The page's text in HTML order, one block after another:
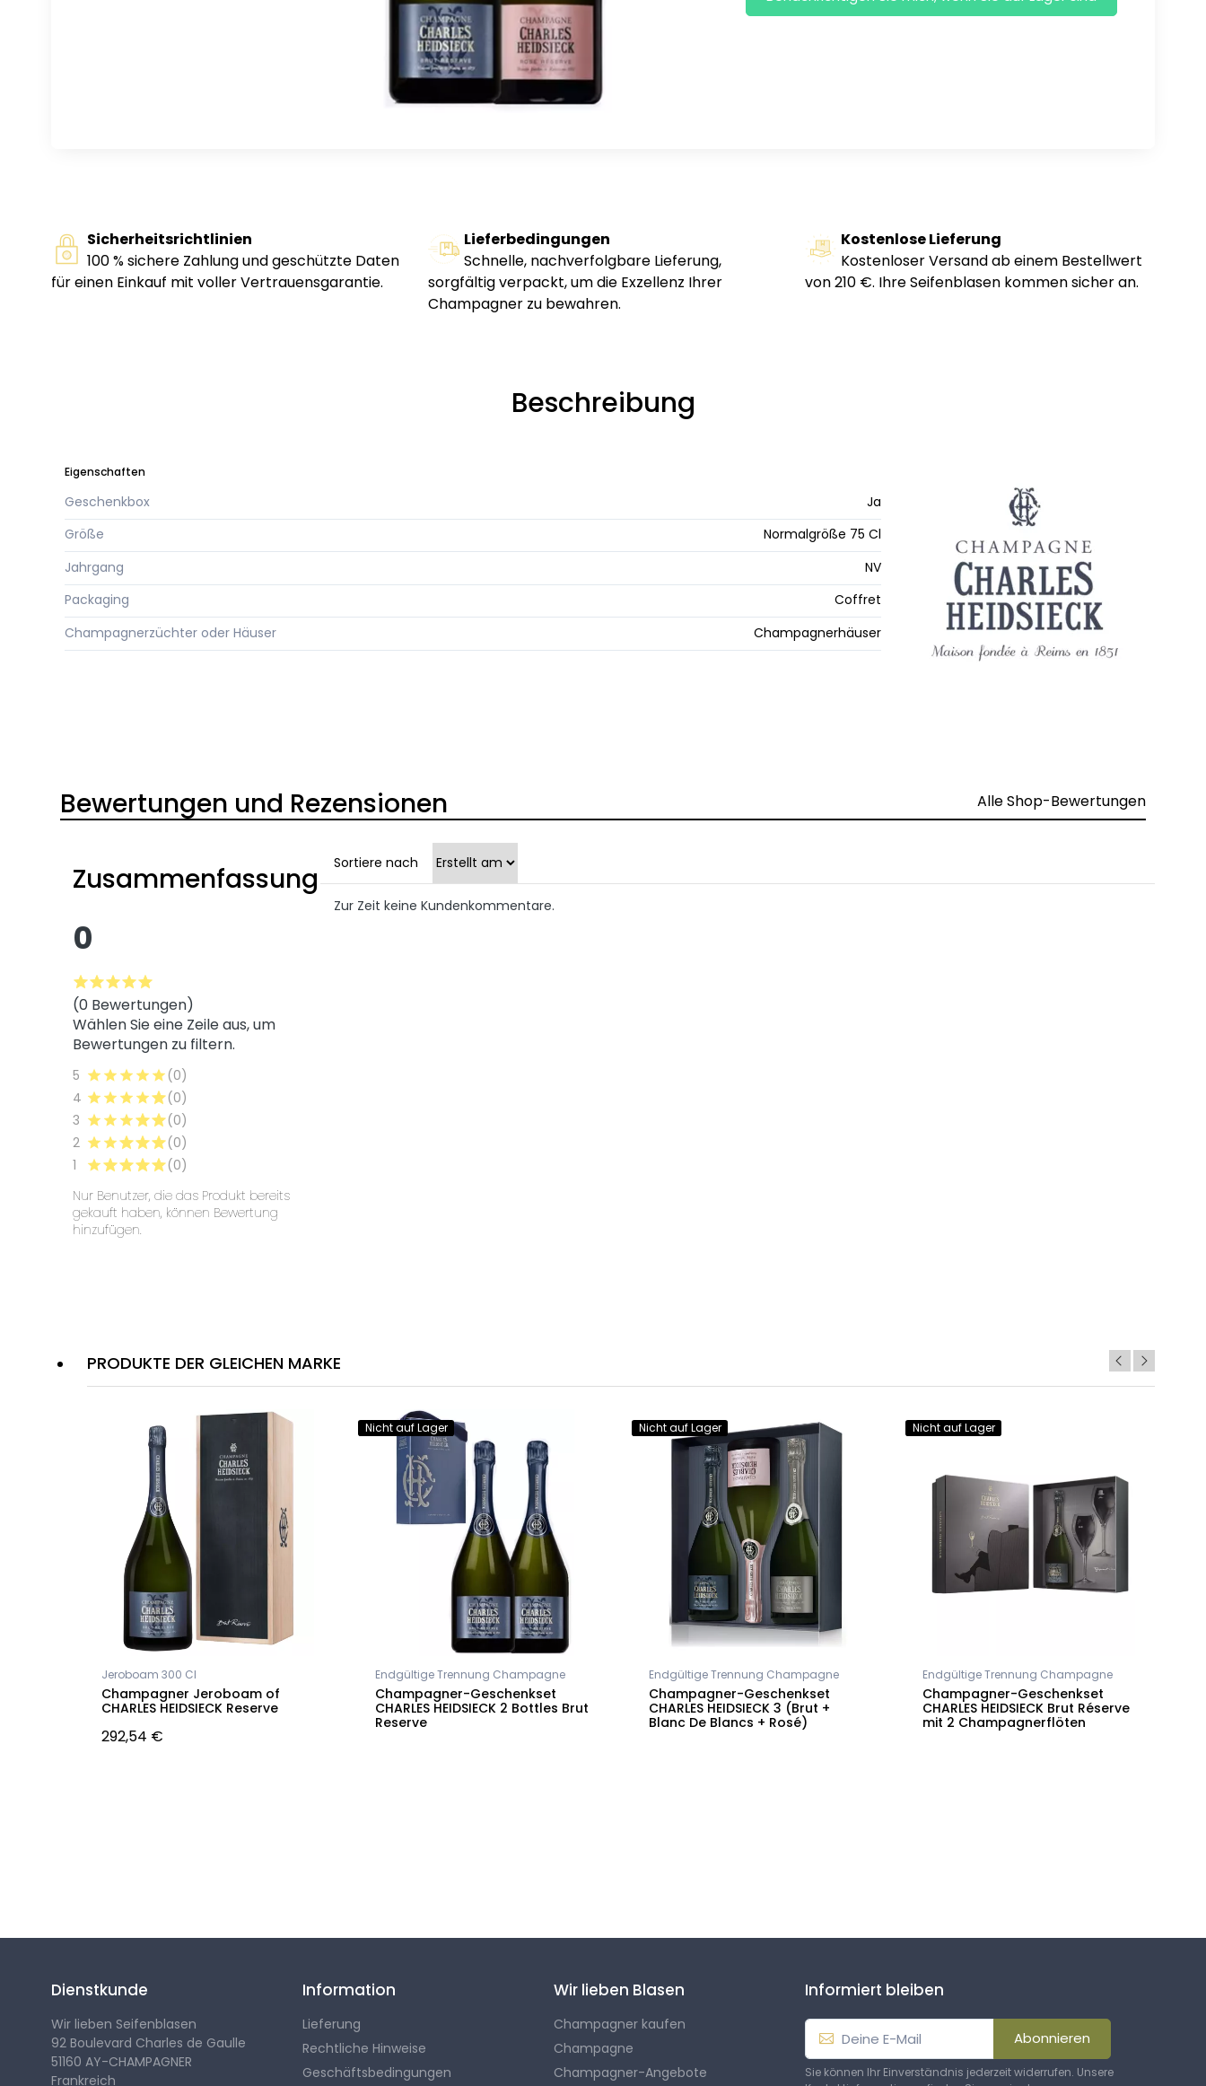
Sicherheitsrichtlinien
100 % sichere Zahlung und geschützte Daten
für einen Einkauf mit voller Vertrauensgarantie.
Lieferbedingungen
Schnelle, nachverfolgbare Lieferung,
sorgfältig verpackt, um die Exzellenz Ihrer
Champagner zu bewahren.
Kostenlose Lieferung
Kostenloser Versand ab einem Bestellwert
von 210 €. Ihre Seifenblasen kommen sicher an.
Beschreibung
Eigenschaften
Geschenkbox
Ja
Größe
Normalgröße 75 Cl
Jahrgang
NV
Packaging
Coffret
Champagnerzüchter oder Häuser
Champagnerhäuser
PRODUKTE DER GLEICHEN MARKE
Jeroboam 300 Cl
Champagner Jeroboam of
CHARLES HEIDSIECK Reserve
292,54 €
Nicht auf Lager
Endgültige Trennung Champagne
Champagner-Geschenkset
CHARLES HEIDSIECK 2 Bottles Brut
Reserve
Nicht auf Lager
Endgültige Trennung Champagne
Champagner-Geschenkset
CHARLES HEIDSIECK 3 (Brut +
Blanc De Blancs + Rosé)
Nicht auf Lager
Endgültige Trennung Champagne
Champagner-Geschenkset
CHARLES HEIDSIECK Brut Réserve
mit 2 Champagnerflöten
Bewertungen und Rezensionen Alle Shop-Bewertungen
Zusammenfassung
0
(0 Bewertungen)
Wählen Sie eine Zeile aus, um
Bewertungen zu filtern.
5
(0)
4
(0)
3
(0)
2
(0)
1
(0)
Nur Benutzer, die das Produkt bereits
gekauft haben, können Bewertung
hinzufügen.
Sortiere nach
Zur Zeit keine Kundenkommentare.
Dienstkunde
Wir lieben Seifenblasen
92 Boulevard Charles de Gaulle
51160 AY-CHAMPAGNER
Frankreich
Information
Lieferung
Rechtliche Hinweise
Geschäftsbedingungen
Wir lieben Blasen
Champagner kaufen
Champagne
Champagner-Angebote
Informiert bleiben
Abonnieren
Sie können Ihr Einverständnis jederzeit widerrufen. Unsere